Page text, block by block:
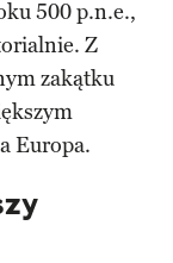
500 p.n.e.,
Z
zakątku
Europa.